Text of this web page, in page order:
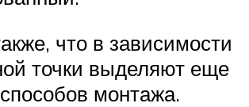
что в зависимости
точки выделяют еще
монтажа.